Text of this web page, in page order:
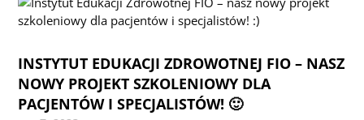
INSTYTUT EDUKACJI ZDROWOTNEJ FIO – NASZ
NOWY PROJEKT SZKOLENIOWY DLA
PACJENTÓW I SPECJALISTÓW! 🙂